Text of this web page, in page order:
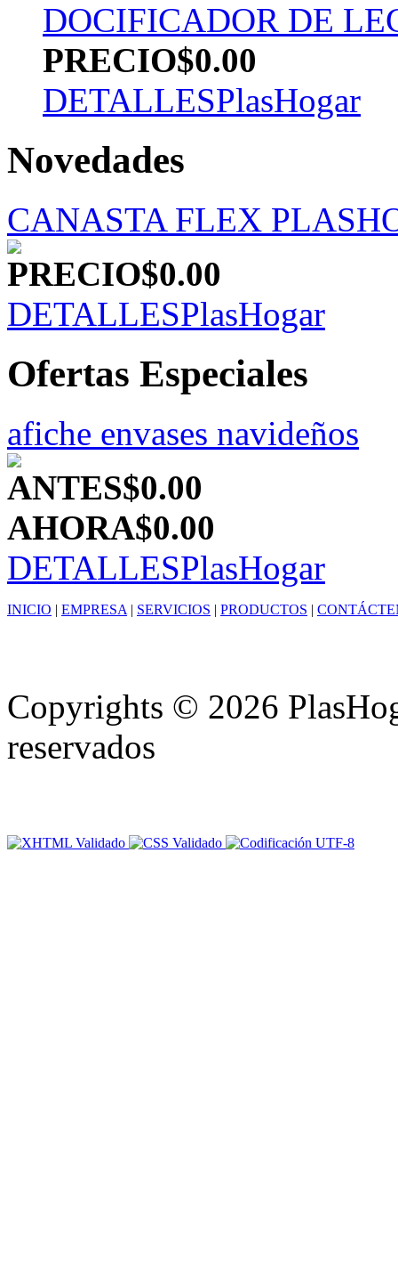
DOCIFICADOR DE
PRECIO$0.00
DETALLESPlasHogar
Novedades
CANASTA FLEX
PRECIO$0.00
DETALLESPlasHogar
Ofertas Especiales
afiche envases navideños
ANTES$0.00
AHORA$0.00
DETALLESPlasHogar
INICIO | EMPRESA | SERVICIOS | PRODUCTOS |
Copyrights © 2026
reservados